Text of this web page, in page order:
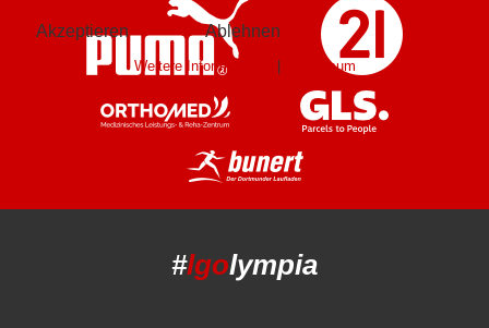
#lgolympia
Akzeptieren Ablehnen
Weitere Informationen | Impressum